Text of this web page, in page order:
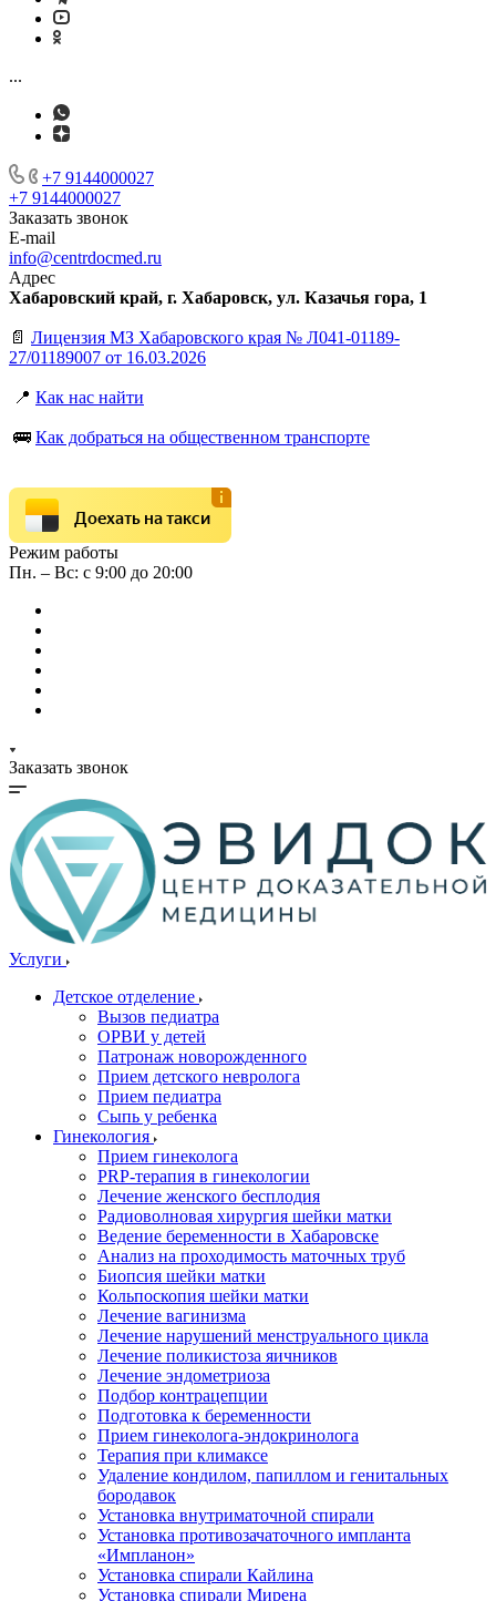
...
+7 9144000027
+7 9144000027
Заказать звонок
E-mail
info@centrdocmed.ru
Адрес
Хабаровский край, г. Хабаровск, ул. Казачья гора, 1
📄 Лицензия МЗ Хабаровского края № Л041-01189-
27/01189007 от 16.03.2026
📍 Как нас найти
🚌 Как добраться на общественном транспорте
Доехать на такси
Режим работы
Пн. – Вс: с 9:00 до 20:00
Заказать звонок
Услуги
Детское отделение
Вызов педиатра
ОРВИ у детей
Патронаж новорожденного
Прием детского невролога
Прием педиатра
Сыпь у ребенка
Гинекология
Прием гинеколога
PRP-терапия в гинекологии
Лечение женского бесплодия
Радиоволновая хирургия шейки матки
Ведение беременности в Хабаровске
Анализ на проходимость маточных труб
Биопсия шейки матки
Кольпоскопия шейки матки
Лечение вагинизма
Лечение нарушений менструального цикла
Лечение поликистоза яичников
Лечение эндометриоза
Подбор контрацепции
Подготовка к беременности
Прием гинеколога-эндокринолога
Терапия при климаксе
Удаление кондилом, папиллом и генитальных
бородавок
Установка внутриматочной спирали
Установка противозачаточного импланта
«Импланон»
Установка спирали Кайлина
Установка спирали Мирена